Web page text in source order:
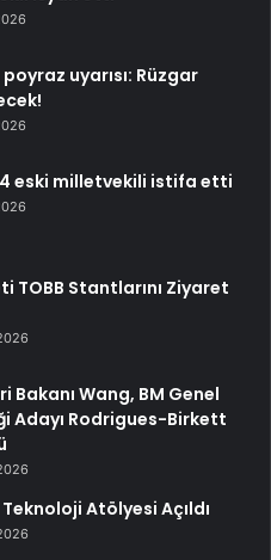
uyarısı: Rüzgar
eski milletvekili istifa etti
TOBB Stantlarını Ziyaret
Bakanı Wang, BM Genel
Adayı Rodrigues-Birkett
Atölyesi Açıldı